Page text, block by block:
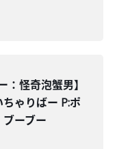
：怪奇泡蟹男】
ゃりばー P:ポ
ーブー